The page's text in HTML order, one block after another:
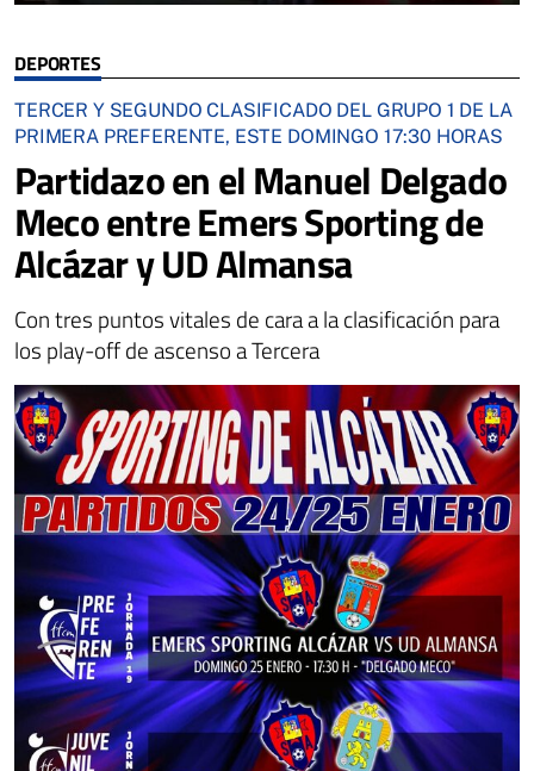
DEPORTES
TERCER Y SEGUNDO CLASIFICADO DEL GRUPO 1 DE LA
PRIMERA PREFERENTE, ESTE DOMINGO 17:30 HORAS
Partidazo en el Manuel Delgado
Meco entre Emers Sporting de
Alcázar y UD Almansa
Con tres puntos vitales de cara a la clasificación para
los play-off de ascenso a Tercera